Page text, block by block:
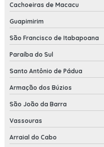
Cachoeiras de Macacu
Guapimirim
São Francisco de Itabapoana
Paraíba do Sul
Santo Antônio de Pádua
Armação dos Búzios
São João da Barra
Vassouras
Arraial do Cabo